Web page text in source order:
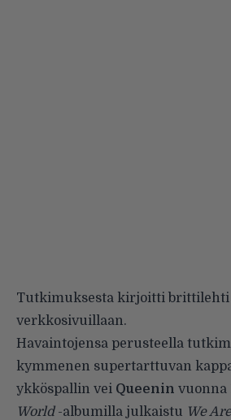
Tutkimuksesta kirjoitti brittilehti
verkkosivuillaan.
Havaintojensa perusteella
kymmenen supertarttuvan
ykköspallin vei Queenin vuonna
World-albumilla julkaistu We